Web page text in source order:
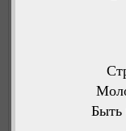
Быть